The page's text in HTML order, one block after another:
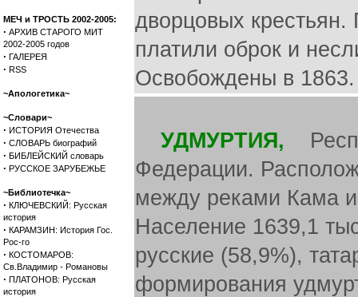
МЕЧ и ТРОСТЬ 2002-2005:
· АРХИВ СТАРОГО МИТ
2002-2005 годов
· ГАЛЕРЕЯ
· RSS
~Апологетика~
~Словари~
· ИСТОРИЯ Отечества
· СЛОВАРЬ биографий
· БИБЛЕЙСКИЙ словарь
· РУССКОЕ ЗАРУБЕЖЬЕ
~Библиотечка~
· КЛЮЧЕВСКИЙ: Русская
история
· КАРАМЗИН: История Гос.
Рос-го
· КОСТОМАРОВ:
Св.Владимир - Романовы
· ПЛАТОНОВ: Русская
история
дворцовых
платили оброк и
Освобождены в 1863.
УДМУРТИЯ,
Федерации.
между реками Кама
Население 1639,1
русские (58,9%),
формирования